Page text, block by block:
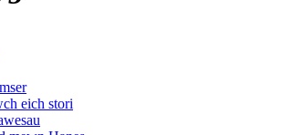
eich stori